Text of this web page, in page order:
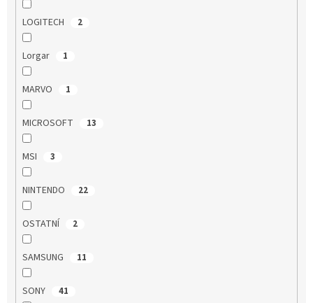
LOGITECH 2
Lorgar 1
MARVO 1
MICROSOFT 13
MSI 3
NINTENDO 22
OSTATNÍ 2
SAMSUNG 11
SONY 41